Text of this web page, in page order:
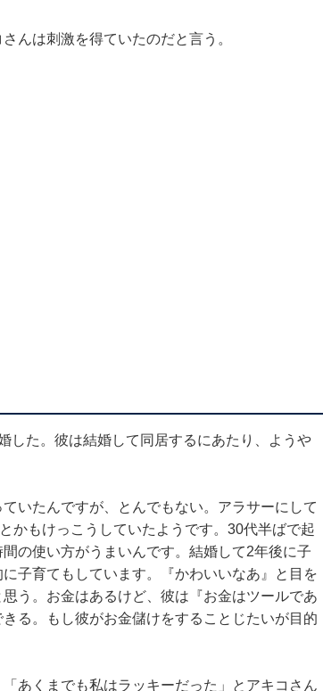
んは刺激を得ていたのだと言う。
した。彼は結婚して同居するにあたり、ようや
いたんですが、とんでもない。アラサーにして
かもけっこうしていたようです。30代半ばで起
の使い方がうまいんです。結婚して2年後に子
子育てもしています。『かわいいなあ』と目を
う。お金はあるけど、彼は『お金はツールであ
る。もし彼がお金儲けをすることじたいが目的
あくまでも私はラッキーだった」とアキコさん